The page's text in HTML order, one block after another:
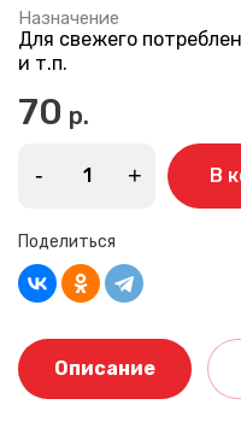
Назначение
Для свежего
и т.п.
70 р.
- + В
Поделиться
Описание